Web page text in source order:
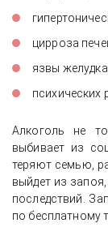
цирроза
язвы
психических
Алкоголь не
выбивает из
теряют семью,
выйдет из
последствий.
по бесплатному